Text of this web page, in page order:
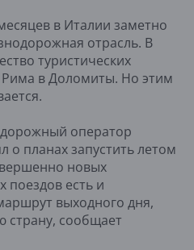
в Италии заметно
отрасль. В
туристических
Рима в Доломиты. Но этим
оператор
о планах запустить летом
новых
есть и
выходного дня,
сообщает